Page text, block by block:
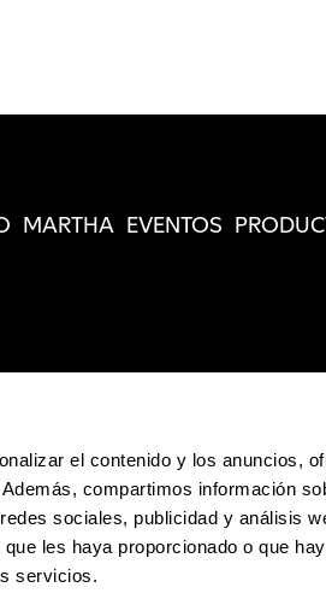
el contenido y los anuncios,
compartimos información
sociales, publicidad y análisis
les haya proporcionado o que
servicios.
MARTHA EVENTOS